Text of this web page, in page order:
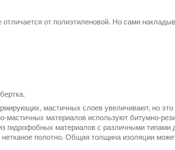
отличается от полиэтиленовой. Но сами
мастичных слоев увеличивают, но это
мастичных материалов используют битумно-
гидрофобных материалов с различными типами
полотно. Общая толщина изоляции